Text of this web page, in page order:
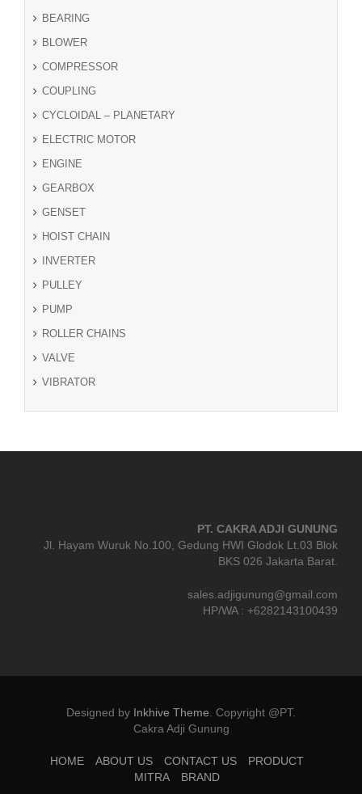
BEARING
BLOWER
COMPRESSOR
COUPLING
CYCLOIDAL – PLANETARY
ELECTRIC MOTOR
ENGINE
GEARBOX
GENSET
HOIST CHAIN
INVERTER
PULLEY
PUMP
ROLLER CHAINS
VALVE
VIBRATOR
PT. CAKRA ADJI GUNUNG
Jl. Hayam Wuruk No.100, Gedung HWI Glodok Lt.03 Blok
BKS 026 Jakarta Barat.
sales.adjigunung@gmail.com
HP/WA : +6282143100439
Designed by Inkhive Theme Copyright @PT.
Cakra Adji Gunung
HOME ABOUT US CONTACT US
PRODUCT
MITRA
BRAND